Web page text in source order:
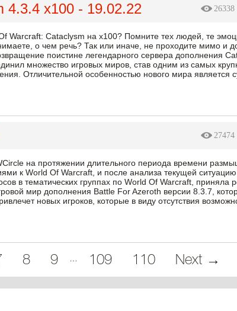
4.3.4 x100 - 19.02.22 26338
Warcraft: Cataclysm на х100? Помните тех людей, те
о чем речь? Так или иначе, не проходите мимо и
поистине легендарного сервера дополнения
множество игровых миров, став одним из самых
Отличительной особенностью нового мира является
27474
на протяжении длительного периода времени
к World Of Warcraft, и после анализа текущей
в тематических группах по World Of Warcraft, приняла
мир дополнения Battle For Azeroth версии 8.3.7,
новых игроков, которые в виду отсутствия
8 9 109 110 Next →